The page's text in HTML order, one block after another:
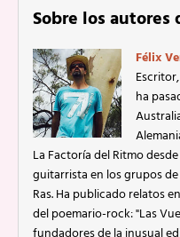
Sobre los
Félix
ha
La Factoría del Ritmo
guitarrista en los grupos
Ras. Ha publicado relatos
del poemario-rock: "Las